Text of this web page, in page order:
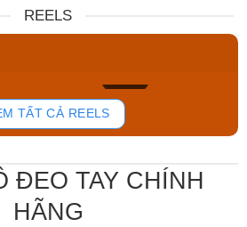
REELS
763
TẤT CẢ REELS
ĐEO TAY CHÍNH
HÃNG